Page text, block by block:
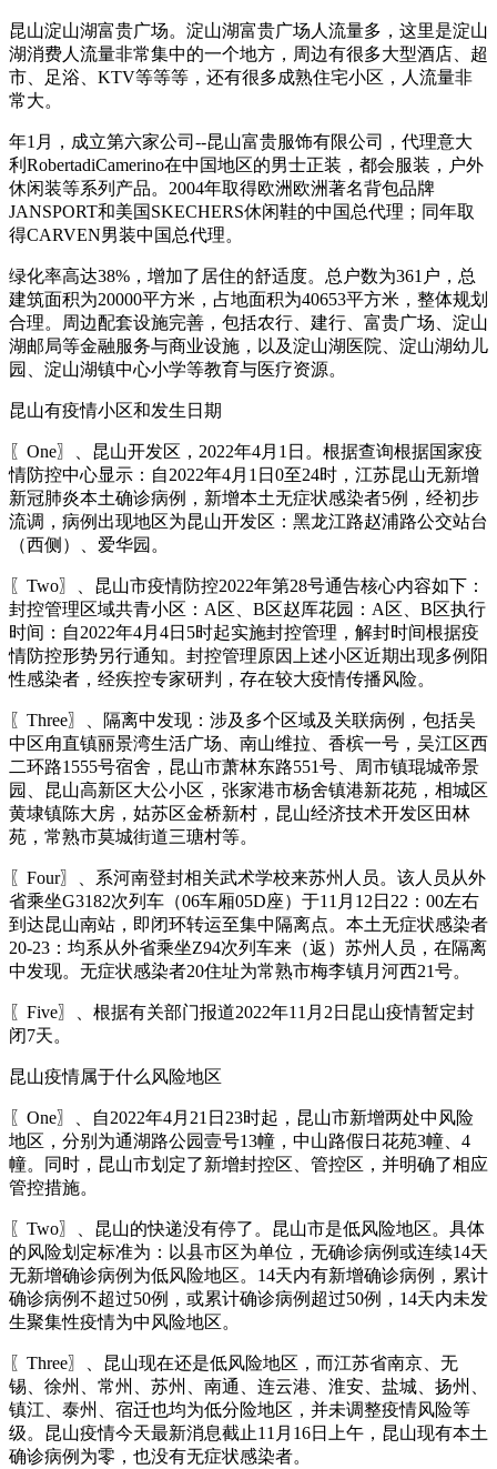
昆山淀山湖富贵广场。淀山湖富贵广场人流量多，这里是淀山
湖消费人流量非常集中的一个地方，周边有很多大型酒店、超
市、足浴、KTV等等等，还有很多成熟住宅小区，人流量非
常大。
年1月，成立第六家公司--昆山富贵服饰有限公司，代理意大
利RobertadiCamerino在中国地区的男士正装，都会服装，户外
休闲装等系列产品。2004年取得欧洲欧洲著名背包品牌
JANSPORT和美国SKECHERS休闲鞋的中国总代理；同年取
得CARVEN男装中国总代理。
绿化率高达38%，增加了居住的舒适度。总户数为361户，总
建筑面积为20000平方米，占地面积为40653平方米，整体规划
合理。周边配套设施完善，包括农行、建行、富贵广场、淀山
湖邮局等金融服务与商业设施，以及淀山湖医院、淀山湖幼儿
园、淀山湖镇中心小学等教育与医疗资源。
昆山有疫情小区和发生日期
〖One〗、昆山开发区，2022年4月1日。根据查询根据国家疫
情防控中心显示：自2022年4月1日0至24时，江苏昆山无新增
新冠肺炎本土确诊病例，新增本土无症状感染者5例，经初步
流调，病例出现地区为昆山开发区：黑龙江路赵浦路公交站台
（西侧）、爱华园。
〖Two〗、昆山市疫情防控2022年第28号通告核心内容如下：
封控管理区域共青小区：A区、B区赵厍花园：A区、B区执行
时间：自2022年4月4日5时起实施封控管理，解封时间根据疫
情防控形势另行通知。封控管理原因上述小区近期出现多例阳
性感染者，经疾控专家研判，存在较大疫情传播风险。
〖Three〗、隔离中发现：涉及多个区域及关联病例，包括吴
中区甪直镇丽景湾生活广场、南山维拉、香槟一号，吴江区西
二环路1555号宿舍，昆山市萧林东路551号、周市镇琨城帝景
园、昆山高新区大公小区，张家港市杨舍镇港新花苑，相城区
黄埭镇陈大房，姑苏区金桥新村，昆山经济技术开发区田林
苑，常熟市莫城街道三瑭村等。
〖Four〗、系河南登封相关武术学校来苏州人员。该人员从外
省乘坐G3182次列车（06车厢05D座）于11月12日22：00左右
到达昆山南站，即闭环转运至集中隔离点。本土无症状感染者
20-23：均系从外省乘坐Z94次列车来（返）苏州人员，在隔离
中发现。无症状感染者20住址为常熟市梅李镇月河西21号。
〖Five〗、根据有关部门报道2022年11月2日昆山疫情暂定封
闭7天。
昆山疫情属于什么风险地区
〖One〗、自2022年4月21日23时起，昆山市新增两处中风险
地区，分别为通湖路公园壹号13幢，中山路假日花苑3幢、4
幢。同时，昆山市划定了新增封控区、管控区，并明确了相应
管控措施。
〖Two〗、昆山的快递没有停了。昆山市是低风险地区。具体
的风险划定标准为：以县市区为单位，无确诊病例或连续14天
无新增确诊病例为低风险地区。14天内有新增确诊病例，累计
确诊病例不超过50例，或累计确诊病例超过50例，14天内未发
生聚集性疫情为中风险地区。
〖Three〗、昆山现在还是低风险地区，而江苏省南京、无
锡、徐州、常州、苏州、南通、连云港、淮安、盐城、扬州、
镇江、泰州、宿迁也均为低分险地区，并未调整疫情风险等
级。昆山疫情今天最新消息截止11月16日上午，昆山现有本土
确诊病例为零，也没有无症状感染者。